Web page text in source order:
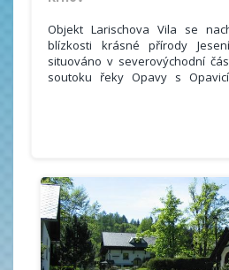
Objekt Larischova Vila se
blízkosti krásné přírody
situováno v severovýchodní
soutoku řeky Opavy s
Ubytování je vhodné jak
apartmánech, které
koupelnou s toaletou. Součástí
televizor nebo internetové